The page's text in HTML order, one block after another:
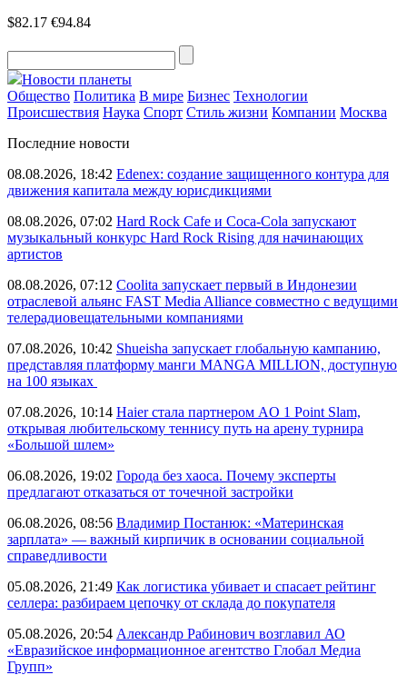
$82.17 €94.84
Новости планеты
Общество Политика В мире Бизнес Технологии
Происшествия Наука Спорт Стиль жизни Компании Москва
Последние новости
08.08.2026, 18:42 Edenex: создание защищенного контура для
движения капитала между юрисдикциями
08.08.2026, 07:02 Hard Rock Cafe и Coca-Cola запускают
музыкальный конкурс Hard Rock Rising для начинающих
артистов
08.08.2026, 07:12 Coolita запускает первый в Индонезии
отраслевой альянс FAST Media Alliance совместно с ведущими
телерадиовещательными компаниями
07.08.2026, 10:42 Shueisha запускает глобальную кампанию,
представляя платформу манги MANGA MILLION, доступную
на 100 языках
07.08.2026, 10:14 Haier стала партнером AO 1 Point Slam,
открывая любительскому теннису путь на арену турнира
«Большой шлем»
06.08.2026, 19:02 Города без хаоса. Почему эксперты
предлагают отказаться от точечной застройки
06.08.2026, 08:56 Владимир Постанюк: «Материнская
зарплата» — важный кирпичик в основании социальной
справедливости
05.08.2026, 21:49 Как логистика убивает и спасает рейтинг
селлера: разбираем цепочку от склада до покупателя
05.08.2026, 20:54 Александр Рабинович возглавил АО
«Евразийское информационное агентство Глобал Медиа
Групп»